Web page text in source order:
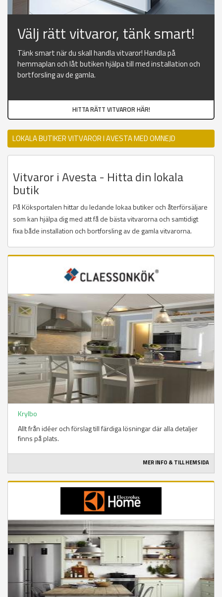
Välj rätt vitvaror, tänk smart!
Tänk smart när du skall handla vitvaror! Handla på
hemmaplan och låt butiken hjälpa till med installation och
bortforsling av de gamla.
HITTA RÄTT VITVAROR HÄR!
LOKALA BUTIKER VITVAROR I AVESTA MED OMNEJD
Vitvaror i Avesta - Hitta din lokala
butik
På Köksportalen hittar du ledande lokaa butiker och återförsäljare
som kan hjälpa dig med att få de bästa vitvarorna och samtidigt
fixa både installation och bortforsling av de gamla vitvarorna.
Krylbo
Allt från idéer och förslag till färdiga lösningar där alla detaljer
finns på plats.
MER INFO & TILL HEMSIDA